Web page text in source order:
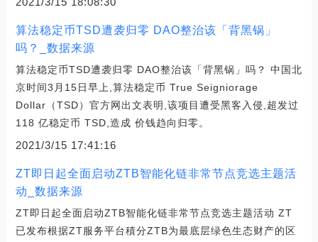
算法稳定币TSD遭袭归零 DAO整治该「背黑锅」
吗？_数据来源
算法稳定币TSD遭袭归零 DAO整治该「背黑锅」吗？ 中国北
京时间3月15日早上,算法稳定币 True Seigniorage
Dollar（TSD）官方网出文表明,该项目遭受黑客入侵,超发过
118 亿稳定币 TSD,造成 价钱趋向归零。
2021/3/15 17:41:16
ZT即日起全面启动ZTB智能化链非常节点竞选主题活
动_数据来源
ZT即日起全面启动ZTB智能化链非常节点竞选主题活动 ZT
已发布根据ZT服务平台積分ZTB为最底层绿色生态财产的区